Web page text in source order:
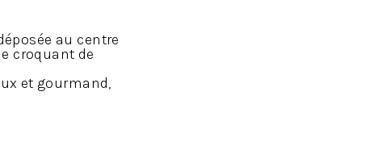
au centre
croquant de
et gourmand,